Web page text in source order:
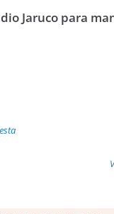
Jaruco para